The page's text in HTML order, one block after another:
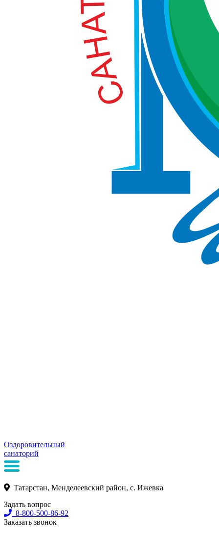
Оздоровительный
санаторий
Татарстан, Менделеевский район, с. Ижевка
Задать вопрос
8-800-500-86-92
Заказать звонок